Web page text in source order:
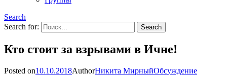
Search
Search for:
Кто стоит за взрывами в Ичне!
Posted on10.10.2018AuthorНикита МирныйОбсуждение